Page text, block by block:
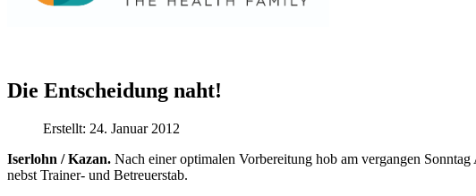
Die Entscheidung naht!
Erstellt: 24. Januar 2012
Iserlohn / Kazan. Nach einer optimalen Vorbereitung hob am vergangen
nebst Trainer- und Betreuerstab.